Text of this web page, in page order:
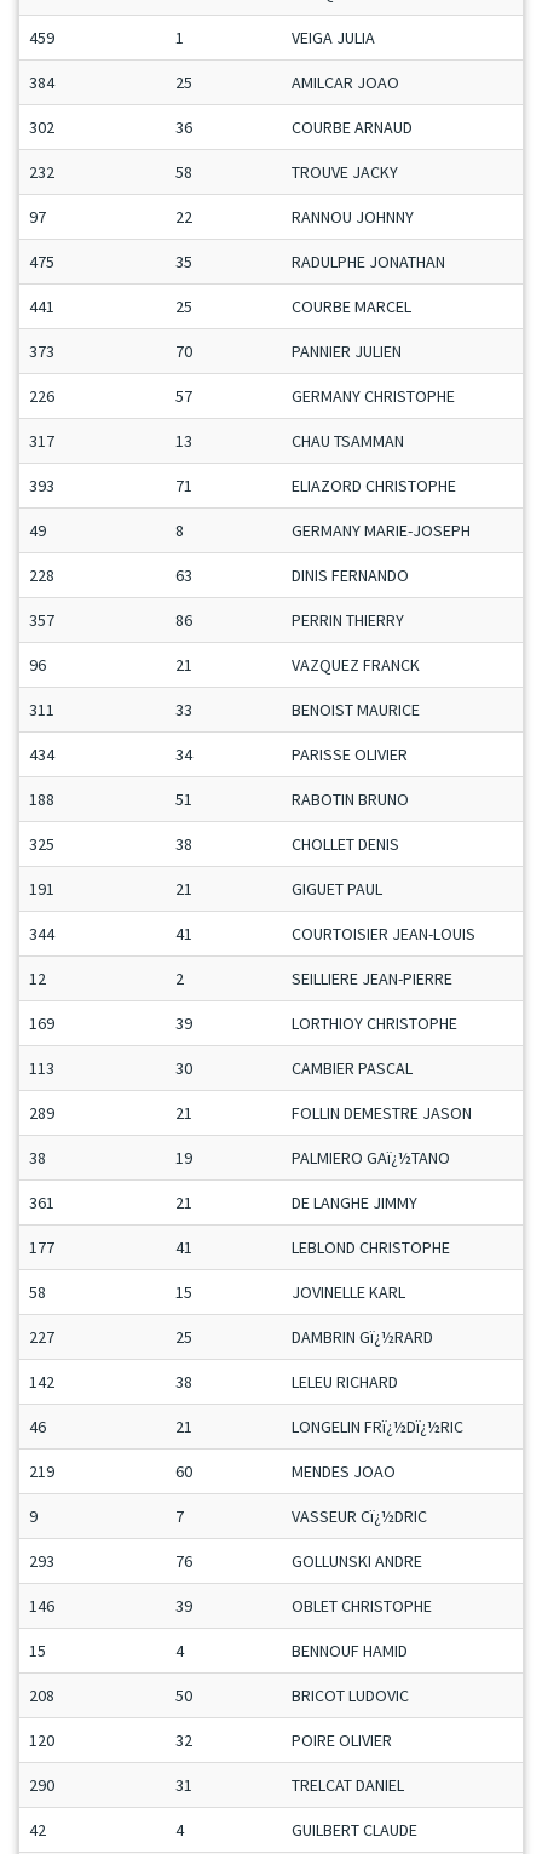
459 1 VEIGA JULIA
384 25 AMILCAR JOAO
302 36 COURBE ARNAUD
232 58 TROUVE JACKY
97 22 RANNOU JOHNNY
475 35 RADULPHE JONATHAN
441 25 COURBE MARCEL
373 70 PANNIER JULIEN
226 57 GERMANY CHRISTOPHE
317 13 CHAU TSAMMAN
393 71 ELIAZORD CHRISTOPHE
49 8 GERMANY MARIE-JOSEPH
228 63 DINIS FERNANDO
357 86 PERRIN THIERRY
96 21 VAZQUEZ FRANCK
311 33 BENOIST MAURICE
434 34 PARISSE OLIVIER
188 51 RABOTIN BRUNO
325 38 CHOLLET DENIS
191 21 GIGUET PAUL
344 41 COURTOISIER JEAN-LOUIS
12 2 SEILLIERE JEAN-PIERRE
169 39 LORTHIOY CHRISTOPHE
113 30 CAMBIER PASCAL
289 21 FOLLIN DEMESTRE JASON
38 19 PALMIERO GAï¿½TANO
361 21 DE LANGHE JIMMY
177 41 LEBLOND CHRISTOPHE
58 15 JOVINELLE KARL
227 25 DAMBRIN Gï¿½RARD
142 38 LELEU RICHARD
46 21 LONGELIN FRï¿½Dï¿½RIC
219 60 MENDES JOAO
9 7 VASSEUR Cï¿½DRIC
293 76 GOLLUNSKI ANDRE
146 39 OBLET CHRISTOPHE
15 4 BENNOUF HAMID
208 50 BRICOT LUDOVIC
120 32 POIRE OLIVIER
290 31 TRELCAT DANIEL
42 4 GUILBERT CLAUDE